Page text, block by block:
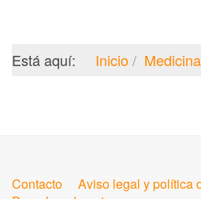
Está aquí: Inicio Medicina
Contacto Aviso legal y política